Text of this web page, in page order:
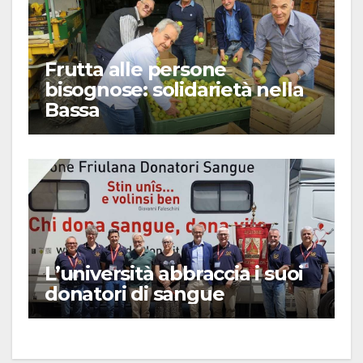
Frutta alle persone
bisognose: solidarietà nella
Bassa
L’università abbraccia i suoi
donatori di sangue